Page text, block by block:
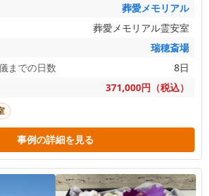
葬愛メモリアル
葬愛メモリアル霊安室
瑞穂斎場
までの日数
8日
371,000円（税込）
事例の詳細を見る